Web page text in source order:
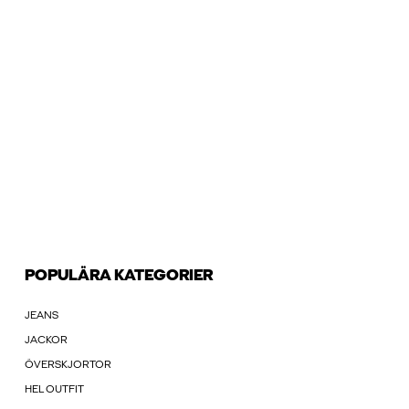
POPULÄRA KATEGORIER
JEANS
JACKOR
ÖVERSKJORTOR
HEL OUTFIT